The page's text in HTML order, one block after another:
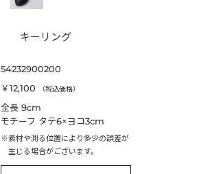
キーリング
54232900200
￥12,100 （税込価格）
全長 9cm
モチーフ タテ6×ヨコ3cm
※素材や測る位置により多少の誤差が
生じる場合がございます。